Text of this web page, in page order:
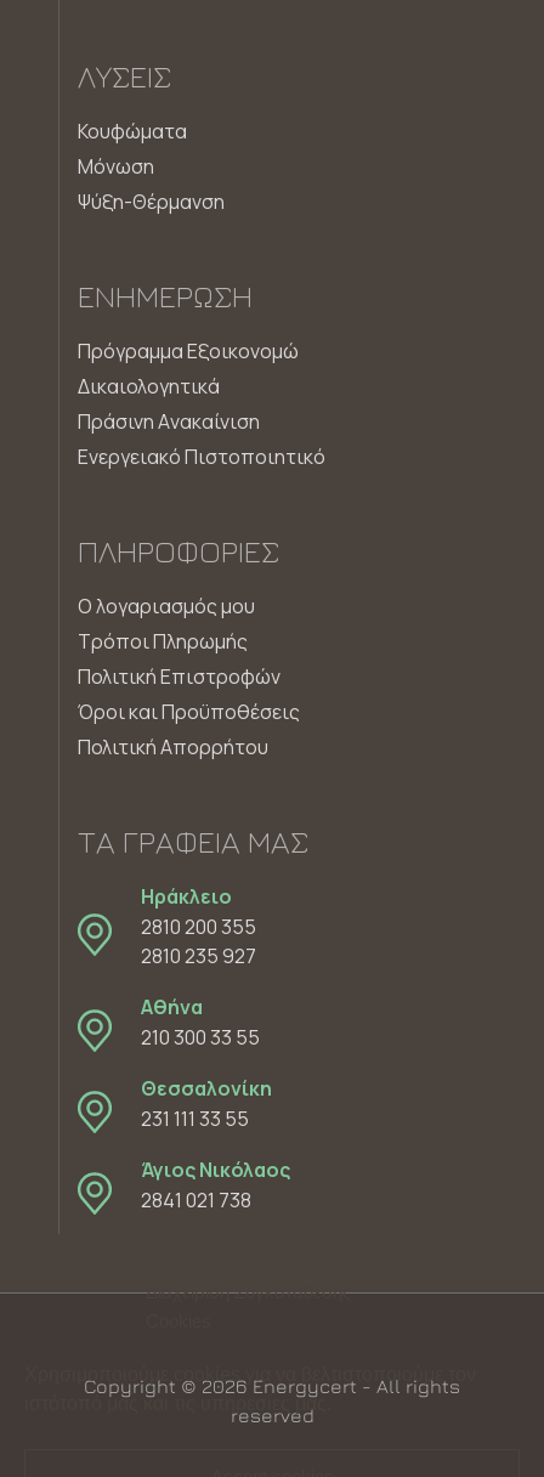
Διαχείριση Συγκατάθεσης
ιστότοπό μας και τις υπηρεσίες μας.
ΛΎΣΕΙΣ
Κουφώματα
Μόνωση
Ψύξη-Θέρμανση
ΕΝΗΜΈΡΩΣΗ
Πρόγραμμα Εξοικονομώ
Δικαιολογητικά
Πράσινη Aνακαίνιση
Ενεργειακό Πιστοποιητικό
ΠΛΗΡΟΦΟΡΊΕΣ
Ο λογαριασμός μου
Τρόποι Πληρωμής
Πολιτική Επιστροφών
Όροι και Προϋποθέσεις
Πολιτική Απορρήτου
ΤΑ ΓΡΑΦΕΊΑ ΜΑΣ
Ηράκλειο
2810 200 355
2810 235 927
Αθήνα
210 300 33 55
Θεσσαλονίκη
231 111 33 55
Άγιος Νικόλαος
2841 021 738
Copyright © 2026 Energycert - All rights
reserved